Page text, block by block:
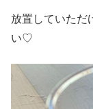
放置していただ
い♡